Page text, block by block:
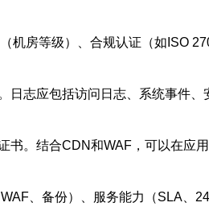
机房等级）、合规认证（如ISO
志应包括访问日志、系统事件、
。结合CDN和WAF，可以在应
、备份）、服务能力（SLA、